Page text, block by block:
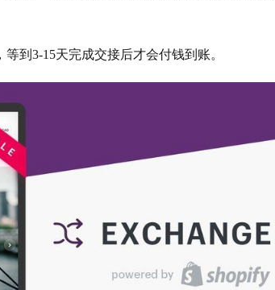
到3-15天完成交接后才会付钱到账。